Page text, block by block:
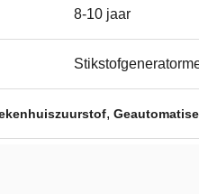
8-10 jaar
,